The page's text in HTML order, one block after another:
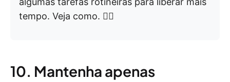
tempo. Veja como. 👇🏼
10. Mantenha apenas